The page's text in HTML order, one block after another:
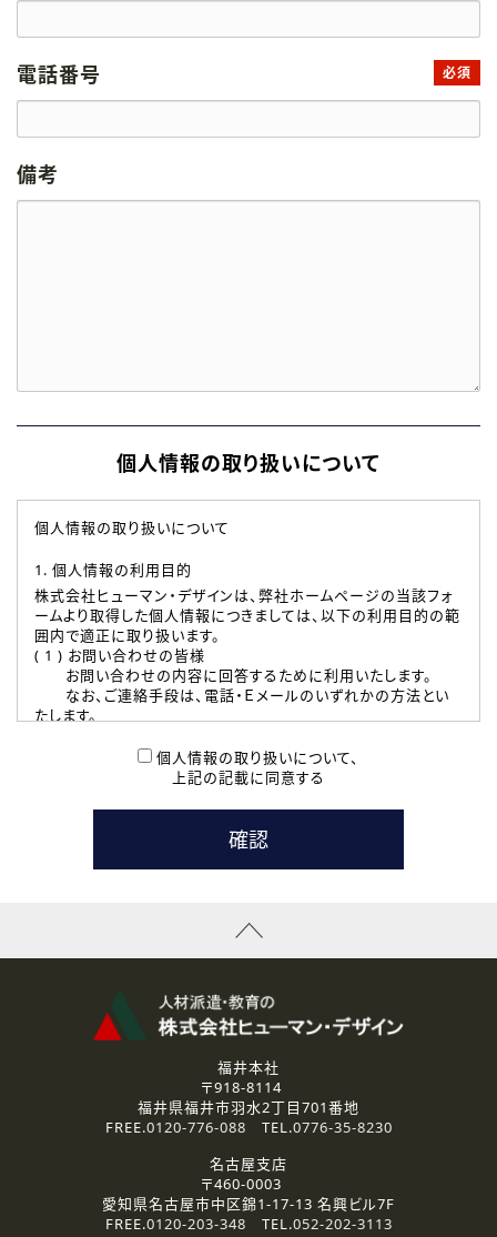
電話番号 必須
備考
個人情報の取り扱いについて
個人情報の取り扱いについて
1. 個人情報の利用目的
株式会社ヒューマン・デザインは、弊社ホームページの当該フォ
ームより取得した個人情報につきましては、以下の利用目的の範
囲内で適正に取り扱います。
( 1 ) お問い合わせの皆様
お問い合わせの内容に回答するために利用いたします。
なお、ご連絡手段は、電話・Ｅメールのいずれかの方法とい
たします。
本登録に関するご連絡および本登録時の参考情報として利
たします。
( 3 ) スタッフ派遣を検討されている企業の皆様
お問い合わせの内容に回答するために利用いたします。
なお、ご連絡手段は、電話・Ｅメールのいずれかの方法とい
資料送付、受講相談に関するご連絡のために利用いたしま
その他、お問い合わせの内容に回答するために利用いたし
なお、ご連絡手段は、電話・Ｅメールのいずれかの方法とい
2.個人情報の第三者提供
ご提供いただいた個人情報は、法令等の規定に従う場合を除き、
3.個人情報の取り扱いの委託
弊社の定める個人情報保護の評価基準を満たした委託先に、個
人情報を委託する場合があります。
個人情報の取り扱いについて、
上記の記載に同意する
福井本社
〒918-8114
福井県福井市羽水2丁目701番地
FREE.0120-776-088 TEL.0776-35-8230
名古屋支店
〒460-0003
愛知県名古屋市中区錦1-17-13 名興ビル7F
FREE.0120-203-348 TEL.052-202-3113